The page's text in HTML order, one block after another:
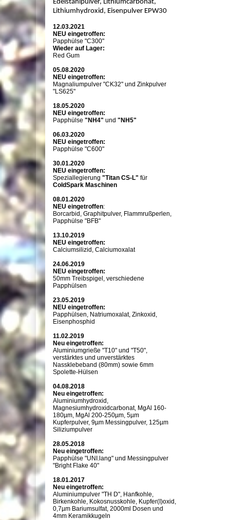
Edelstahlpulver, Lithiumcarbonat,
Lithiumhydroxid, Eisenpulver EPW30
12.03.2021
NEU eingetroffen:
Papphülse "C300"
Wieder auf Lager:
Red Gum
05.08.2020
NEU eingetroffen:
Magnaliumpulver "CK32" und Zinkpulver
"LS625"
18.05.2020
NEU eingetroffen:
Papphülse "NH4" und "NH5"
06.03.2020
NEU eingetroffen:
Papphülse "C600"
30.01.2020
NEU eingetroffen:
Speziallegierung "Titan CS-L" für
ColdSpark Maschinen
08.01.2020
NEU eingetroffen:
Borcarbid, Graphitpulver, Flammrußperlen,
Papphülse "BFB"
13.10.2019
NEU eingetroffen:
Calciumsilizid, Calciumoxalat
24.06.2019
NEU eingetroffen:
50mm Treibspigel, verschiedene
Papphülsen
23.05.2019
NEU eingetroffen:
Papphülsen, Natriumoxalat, Zinkoxid,
Eisenphosphid
11.02.2019
Neu eingetroffen:
Aluminiumgrieße "T10" und "T50",
verstärktes und unverstärktes
Nassklebeband (80mm) sowie 6mm
Spolette-Hülsen
04.08.2018
Neu eingetroffen:
Aluminiumhydroxid,
Magnesiumhydroxidcarbonat, MgAl 160-
180µm, MgAl 200-250µm, 5µm
Kupferpulver, 9µm Messingpulver, 125µm
Siliziumpulver
28.05.2018
Neu eingetroffen:
Papphülse "UNI.lang" und Messingpulver
"Bright Flake 40"
18.01.2017
Neu eingetroffen:
Aluminiumpulver "TH D", Hanfkohle,
Birkenkohle, Kokosnusskohle, Kupfer(I)oxid,
0,7µm Bariumsulfat, 2000ml Dosen und
4mm Keramikkugeln